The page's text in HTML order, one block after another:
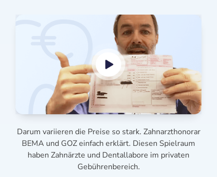
Darum variieren die Preise so stark. Zahnarzthonorar
BEMA und GOZ einfach erklärt. Diesen Spielraum
haben Zahnärzte und Dentallabore im privaten
Gebührenbereich.